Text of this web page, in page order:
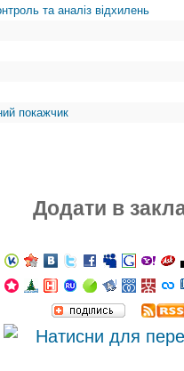
та аналіз відхилень
покажчик
Додати в